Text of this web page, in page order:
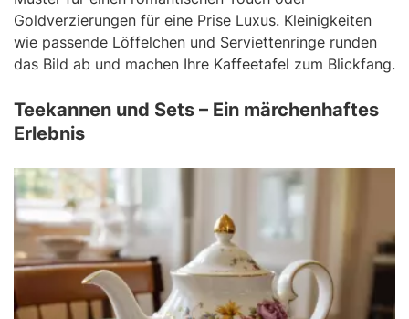
Goldverzierungen für eine Prise Luxus. Kleinigkeiten
wie passende Löffelchen und Serviettenringe runden
das Bild ab und machen Ihre Kaffeetafel zum Blickfang.
Teekannen und Sets – Ein märchenhaftes
Erlebnis